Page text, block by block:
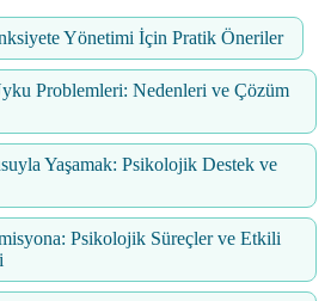
Yönetimi İçin Pratik Öneriler
Problemleri: Nedenleri ve Çözüm
Yaşamak: Psikolojik Destek ve
Psikolojik Süreçler ve Etkili